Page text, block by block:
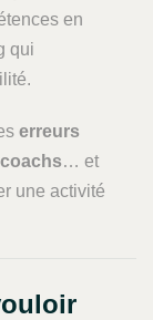
en
qui
erreurs
… et
une activité